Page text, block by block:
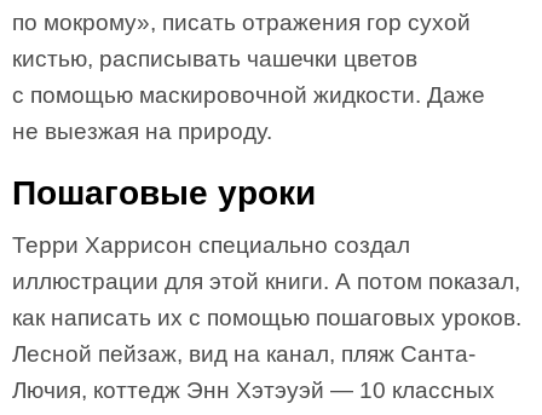
по мокрому», писать отражения гор сухой
кистью, расписывать чашечки цветов
с помощью маскировочной жидкости. Даже
не выезжая на природу.
Пошаговые уроки
Терри Харрисон специально создал
иллюстрации для этой книги. А потом показал,
как написать их с помощью пошаговых уроков.
Лесной пейзаж, вид на канал, пляж Санта-
Лючия, коттедж Энн Хэтэуэй — 10 классных